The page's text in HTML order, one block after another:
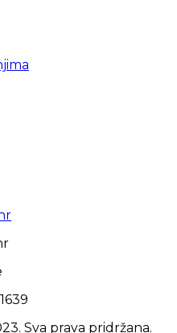
Sva prava pridržana.